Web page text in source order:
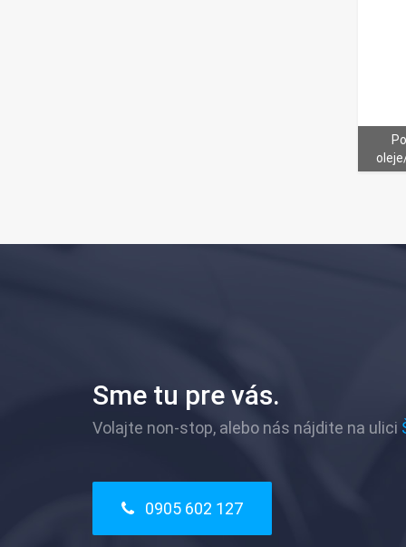
Sme tu pre vás.
Volajte non-stop, alebo nás nájdite na ulici
0905 602 127